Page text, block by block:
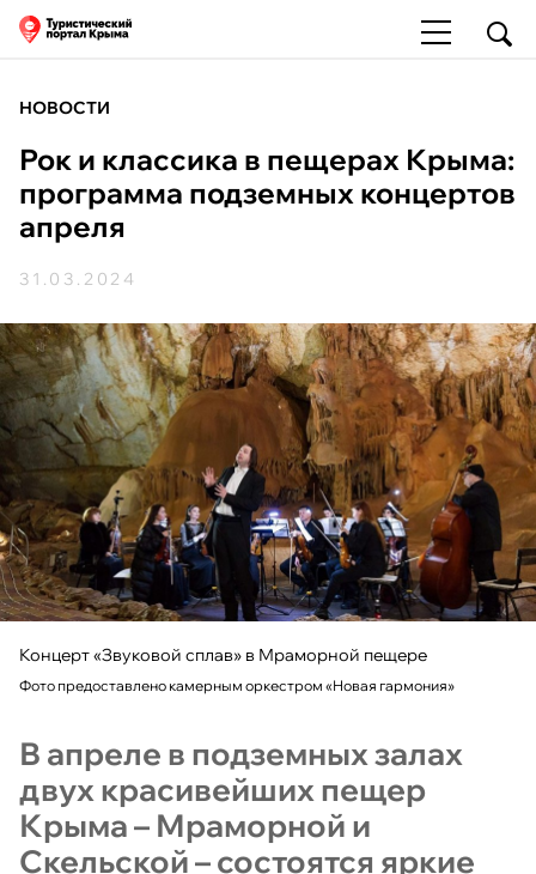
НОВОСТИ
Рок и классика в пещерах Крыма:
программа подземных концертов
апреля
31.03.2024
Концерт «Звуковой сплав» в Мраморной пещере
Фото предоставлено камерным оркестром «Новая гармония»
В апреле в подземных залах
двух красивейших пещер
Крыма – Мраморной и
Скельской – состоятся яркие